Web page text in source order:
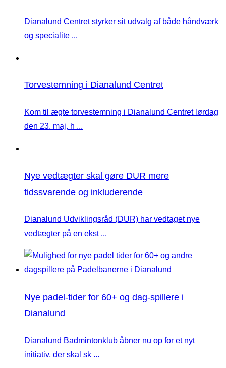
Dianalund Centret styrker sit udvalg af både håndværk
og specialite ...
Torvestemning i Dianalund Centret
Kom til ægte torvestemning i Dianalund Centret lørdag
den 23. maj, h ...
Nye vedtægter skal gøre DUR mere
tidssvarende og inkluderende
Dianalund Udviklingsråd (DUR) har vedtaget nye
vedtægter på en ekst ...
Nye padel-tider for 60+ og dag-spillere i
Dianalund
Dianalund Badmintonklub åbner nu op for et nyt
initiativ, der skal sk ...